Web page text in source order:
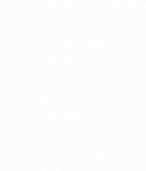
D. เครื่องมือก่อสร้าง-เครื่องมือ